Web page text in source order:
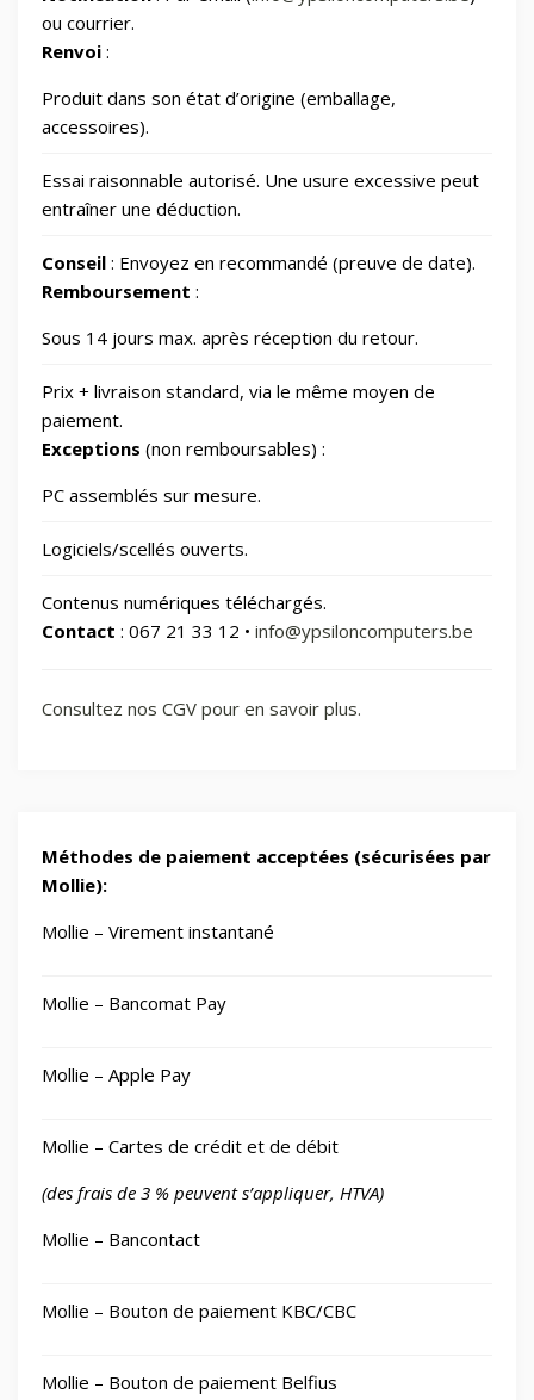
📂
📂 Outillage
📷 Photos et Caméras 797
📂 Santé et beauté 66
🏠 Smart Home/Lighting/Lighting fixtures
Smartphones & Tablets
📂 Vélos & Trottinettes
ou courrier.
Renvoi :
Produit dans son état d’origine (emballage,
accessoires).
Essai raisonnable autorisé. Une usure excessive peut
entraîner une déduction.
Conseil : Envoyez en recommandé (preuve de date).
Remboursement :
Sous 14 jours max. après réception du retour.
Prix + livraison standard, via le même moyen de
paiement.
Exceptions (non remboursables) :
PC assemblés sur mesure.
Logiciels/scellés ouverts.
Contenus numériques téléchargés.
Contact : 067 21 33 12 • info@ypsiloncomputers.be
Consultez nos CGV pour en savoir plus.
Méthodes de paiement acceptées (sécurisées par
Mollie):
Mollie – Virement instantané
Mollie – Bancomat Pay
Mollie – Apple Pay
Mollie – Cartes de crédit et de débit
(des frais de 3 % peuvent s’appliquer, HTVA)
Mollie – Bancontact
Mollie – Bouton de paiement KBC/CBC
Mollie – Bouton de paiement Belfius